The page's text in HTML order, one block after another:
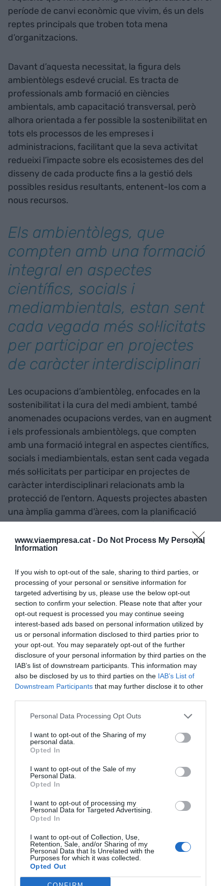
www.viaempresa.cat - Do Not Process My Personal
Information
If you wish to opt-out of the sale, sharing to third parties, or
processing of your personal or sensitive information for
targeted advertising by us, please use the below opt-out
section to confirm your selection. Please note that after your
opt-out request is processed you may continue seeing
interest-based ads based on personal information utilized by
us or personal information disclosed to third parties prior to
your opt-out. You may separately opt-out of the further
disclosure of your personal information by third parties on the
IAB’s list of downstream participants. This information may
also be disclosed by us to third parties on the IAB’s List of
Downstream Participants that may further disclose it to other
Personal Data Processing Opt Outs
I want to opt-out of the Sharing of my
personal data.
Opted In
I want to opt-out of the Sale of my
Personal Data.
Opted In
I want to opt-out of processing my
Personal Data for Targeted Advertising.
Opted In
I want to opt-out of Collection, Use,
Retention, Sale, and/or Sharing of my
Personal Data that Is Unrelated with the
Purposes for which it was collected.
Opted Out
període de canvi econòmic que vivim, és un dels
reptes principals que troben tota mena
d’organitzacions.
Davant d’aquesta necessitat, la figura dels
ambientòlegs esdevé crucial. Es tracta de
professionals amb formació en ciències
ambientals, amb capacitació transversal, però
alhora orientada a fer possible la sostenibilitat en
tots els processos de les empreses i
administracions, facilitant que la seva activitat
redueixi l’impacte sobre els ecosistemes des del
disseny de cada producte fins a la gestió dels
possibles residus resultants, entenent-los com a
nous recursos.
Els ambientòlegs, que
compten amb una formació
integral en aspectes
científics, socials i
mediambientals, estan sent
cada vegada més sol·licitats
per participar en projectes
de caràcter interdisciplinari
Les ocupacions d’ambientòleg, enfocades en la
sostenibilitat i la cura del medi ambient, també
anomenades ocupacions verdes, van en augment
i els professionals ambientòlegs, que compten
amb una formació integral en aspectes científics,
socials i mediambientals, estan sent cada vegada
més sol·licitats per participar en projectes de
caràcter interdisciplinari relacionats amb la
protecció de l'entorn. Aquests projectes abasten
una àmplia gamma d'àrees, com la planificació
urbana i territorial, la implementació d'estratègies
per a reduir la petjada ecològica de les empreses,
la gestió de residus seguint principis d'economia
pràctiques ambientals innovadores i efectives.
Els ambientòlegs compten, doncs, amb la visió
crítica i experta, coneixedora dels sistemes de
gestió i certificació més actuals que permeten a
aquests professionals discernir entre formes
efectives de crear productes realment
sostenibles, i altres falses solucions degreen
washingo ecoblanqueig, pràctiques d’ètica
dubtosa que només busquen l’augment de
vendes, tractant de fer creure al consumidor que
contaminants, quan no sempre és el cas. A més
d’aquest esperit crític, el perfil transversal de la
professió d’ambientòleg garanteix afrontar un
repte tan polifacètic de forma integral.
ambientòlegs que actualment es troben exercint
càrrecs de lideratge com el
director de l’Agència Catalana de l’Aigua,
Morera, directora de l’Institut Català d'Energia o
Mireia Boya, directora general de Qualitat
Ambiental i Canvi Climàtic de la Generalitat de